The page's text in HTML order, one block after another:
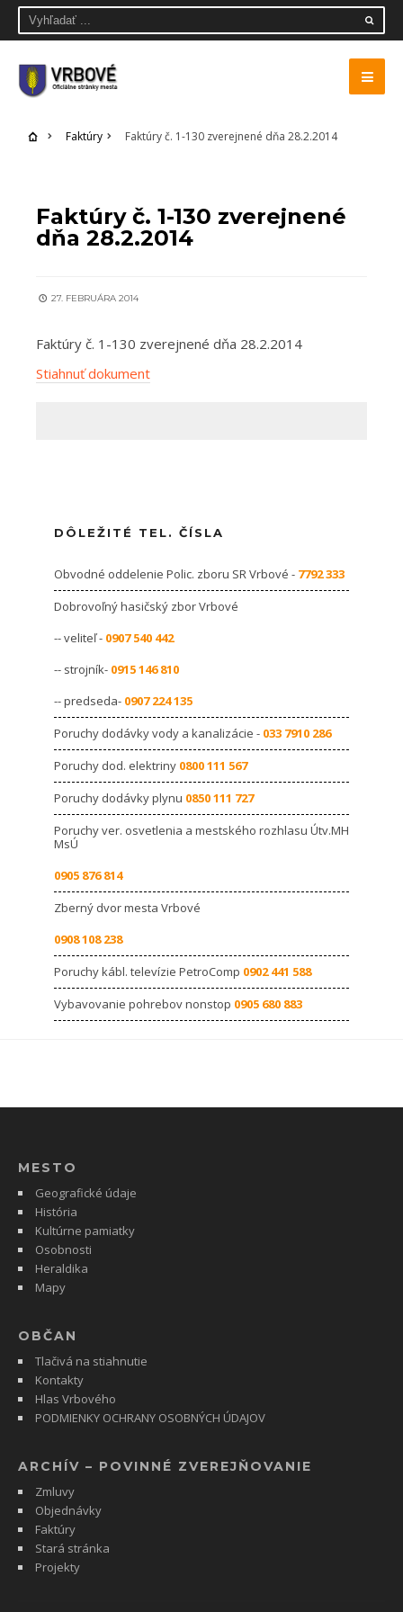
Faktúry Faktúry č. 1-130 zverejnené dňa 28.2.2014
Faktúry č. 1-130 zverejnené
dňa 28.2.2014
27. FEBRUÁRA 2014
Faktúry č. 1-130 zverejnené dňa 28.2.2014
Stiahnuť dokument
DÔLEŽITÉ TEL. ČÍSLA
Obvodné oddelenie Polic. zboru SR Vrbové - 7792 333
Dobrovoľný hasičský zbor Vrbové
-- veliteľ - 0907 540 442
-- strojník- 0915 146 810
-- predseda- 0907 224 135
Poruchy dodávky vody a kanalizácie - 033 7910 286
Poruchy dod. elektriny 0800 111 567
Poruchy dodávky plynu 0850 111 727
Poruchy ver. osvetlenia a mestského rozhlasu Útv.MH
MsÚ
0905 876 814
Zberný dvor mesta Vrbové
0908 108 238
Poruchy kábl. televízie PetroComp 0902 441 588
Vybavovanie pohrebov nonstop 0905 680 883
MESTO
Geografické údaje
História
Kultúrne pamiatky
Osobnosti
Heraldika
Mapy
OBČAN
Tlačivá na stiahnutie
Kontakty
Hlas Vrbového
PODMIENKY OCHRANY OSOBNÝCH ÚDAJOV
ARCHÍV – POVINNÉ ZVEREJŇOVANIE
Zmluvy
Objednávky
Faktúry
Stará stránka
Projekty